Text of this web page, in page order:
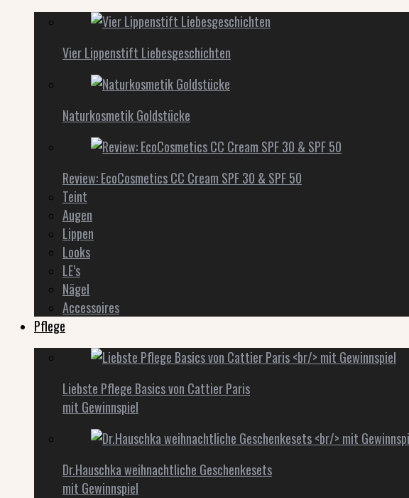
Vier Lippenstift Liebesgeschichten
Naturkosmetik Goldstücke
Review: EcoCosmetics CC Cream SPF 30 & SPF 50
Teint
Augen
Lippen
Looks
LE’s
Nägel
Accessoires
Pflege
Liebste Pflege Basics von Cattier Paris
mit Gewinnspiel
Dr.Hauschka weihnachtliche Geschenkesets
mit Gewinnspiel